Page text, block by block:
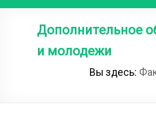
Дополнительное
и молодежи
Вы здесь: